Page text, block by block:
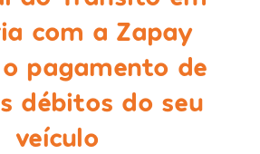
com a Zapay
pagamento de
débitos do seu
veículo